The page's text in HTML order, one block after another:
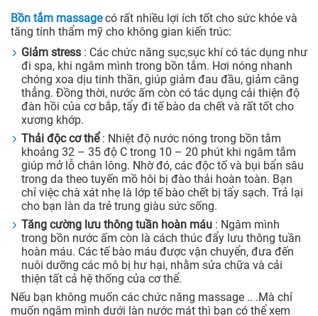
Bồn tắm massagecó rất nhiều lợi ích tốt cho sức khỏe và
tăng tính thẩm mỹ cho không gian kiến trúc:
Giảm stress : Các chức năng sục,sục khí có tác dụng như
đi spa, khi ngâm mình trong bồn tắm. Hơi nóng nhanh
chóng xoa dịu tinh thần, giúp giảm đau đầu, giảm căng
thẳng. Đồng thời, nước ấm còn có tác dụng cải thiện độ
đàn hồi của cơ bắp, tẩy đi tế bào da chết và rất tốt cho
xương khớp.
Thải độc cơ thể: Nhiệt độ nước nóng trong bồn tắm
khoảng 32 – 35 độ C trong 10 – 20 phút khi ngâm tắm
giúp mở lỗ chân lông. Nhờ đó, các độc tố và bụi bẩn sâu
trong da theo tuyến mồ hôi bị đào thải hoàn toàn. Bạn
chỉ việc chà xát nhẹ là lớp tế bào chết bị tẩy sạch. Trả lại
cho bạn làn da trẻ trung giàu sức sống.
Tăng cường lưu thông tuần hoàn máu : Ngâm mình
trong bồn nước ấm còn là cách thúc đẩy lưu thông tuần
hoàn máu. Các tế bào máu được vận chuyển, đưa đến
nuôi dưỡng các mô bị hư hại, nhằm sửa chữa và cải
thiện tất cả hệ thống của cơ thể.
Nếu bạn không muốn các chức năng massage .. .Mà chỉ
muốn ngâm mình dưới làn nước mát thì bạn có thể xem